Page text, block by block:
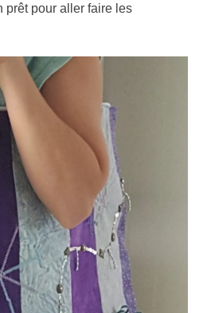
prêt pour aller faire les